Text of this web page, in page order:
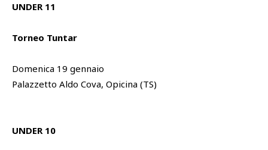
UNDER 11
Torneo Tuntar
Domenica 19 gennaio
Palazzetto Aldo Cova, Opicina (TS)
UNDER 10